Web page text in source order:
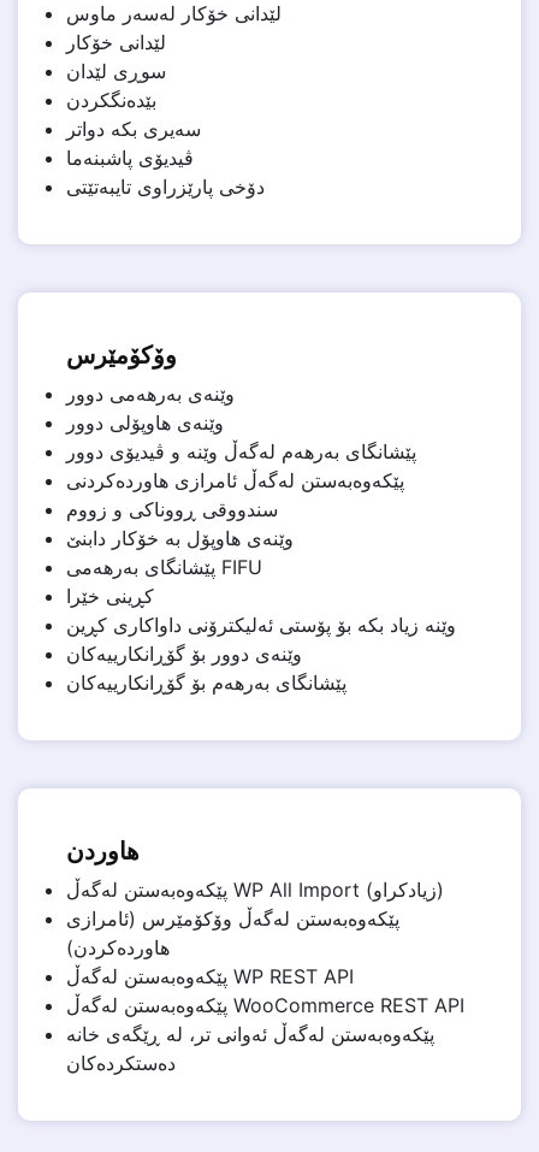
لێدانی خۆکار لەسەر ماوس
لێدانی خۆکار
سوڕی لێدان
بێدەنگکردن
سەیری بکە دواتر
ڤیدیۆی پاشبنەما
دۆخی پارێزراوی تایبەتێتی
وۆکۆمێرس
وێنەی بەرهەمی دوور
وێنەی هاوپۆلی دوور
پێشانگای بەرهەم لەگەڵ وێنە و ڤیدیۆی دوور
پێکەوەبەستن لەگەڵ ئامرازی هاوردەکردنی
سندووقی ڕووناکی و زووم
وێنەی هاوپۆل بە خۆکار دابنێ
پێشانگای بەرهەمی FIFU
کڕینی خێرا
وێنە زیاد بکە بۆ پۆستی ئەلیکترۆنی داواکاری کڕین
وێنەی دوور بۆ گۆڕانکارییەکان
پێشانگای بەرهەم بۆ گۆڕانکارییەکان
هاوردن
پێکەوەبەستن لەگەڵ WP All Import (زیادکراو)
پێکەوەبەستن لەگەڵ وۆکۆمێرس (ئامرازی
هاوردەکردن)
پێکەوەبەستن لەگەڵ WP REST API
پێکەوەبەستن لەگەڵ WooCommerce REST API
پێکەوەبەستن لەگەڵ ئەوانی تر، لە ڕێگەی خانە
دەستکردەکان